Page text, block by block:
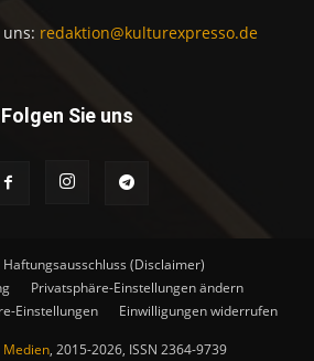
redaktion@kulturexpresso.de
Folgen Sie uns
Haftungsausschluss (Disclaimer)
Privatsphäre-Einstellungen ändern
Einstellungen
Einwilligungen widerrufen
Medien, 2015-2026, ISSN 2364-9739